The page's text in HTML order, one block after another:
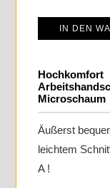
IN DEN
Hochkomfort
Microschaum
Äußerst
leichtem
A !